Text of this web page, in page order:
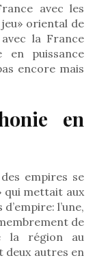
avec les
oriental de
la France
puissance
encore mais
en
empires se
qui mettait aux
l’une,
de
la région au
autres en